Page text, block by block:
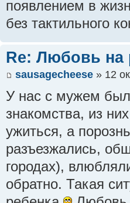
появлением в
без тактильного
Re: Любовь на
sausagecheese » 12
У нас с мужем
знакомства, из
ужиться, а
разъезжались,
городах),
обратно. Такая